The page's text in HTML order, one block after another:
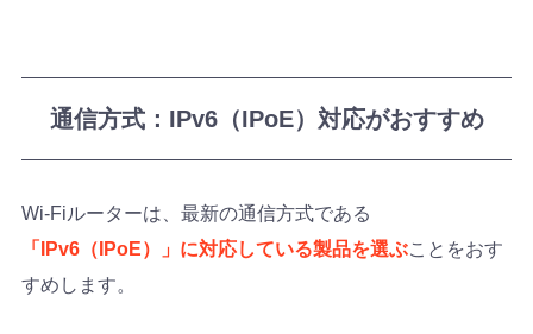
通信方式：IPv6（IPoE）対応がおすすめ
Wi-Fiルーターは、最新の通信方式である
「IPv6（IPoE）」に対応している製品を選ぶことをおす
すめします。